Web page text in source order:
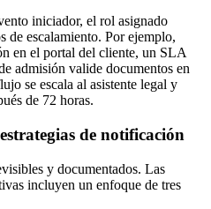
iniciador, el rol asignado
de escalamiento. Por ejemplo,
en el portal del cliente, un SLA
admisión valide documentos en
se escala al asistente legal y
de 72 horas.
de notificación
y documentados. Las
incluyen un enfoque de tres